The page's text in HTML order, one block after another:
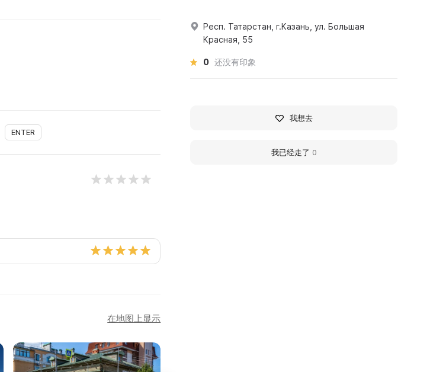
ENTER
在地图上显示
Респ. Татарстан, г.Казань, ул. Большая
Красная, 55
0 还没有印象
我想去
我已经走了 0